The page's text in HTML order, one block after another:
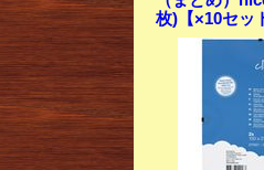
枚)【×10セッ